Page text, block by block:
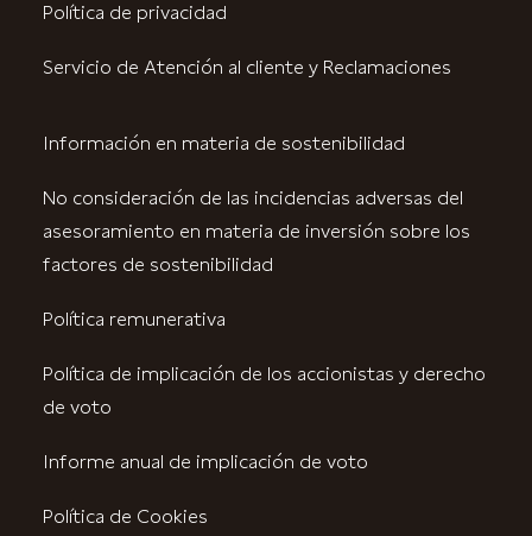
Política de privacidad
Servicio de Atención al cliente y Reclamaciones
Información en materia de sostenibilidad
No consideración de las incidencias adversas del
asesoramiento en materia de inversión sobre los
factores de sostenibilidad
Política remunerativa
Política de implicación de los accionistas y derecho
de voto
Informe anual de implicación de voto
Política de Cookies